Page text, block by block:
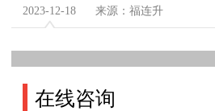
2023-12-18 来源：福连升
在线咨询